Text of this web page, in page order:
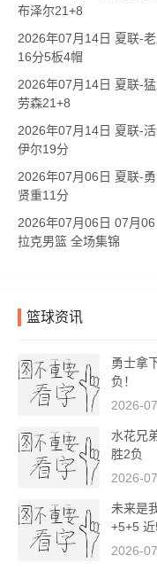
布泽尔21+8
2026年07月14日 夏联-
16分5板4帽
2026年07月14日 夏联-
劳森21+8
2026年07月14日 夏联-
伊尔19分
2026年07月06日 夏联-
贤重11分
2026年07月06日 07月
拉克男篮 全场集锦
篮球资讯
勇士拿
负！
2026-
水花兄
胜2负
2026-
未来是
+5+5 近
2026-